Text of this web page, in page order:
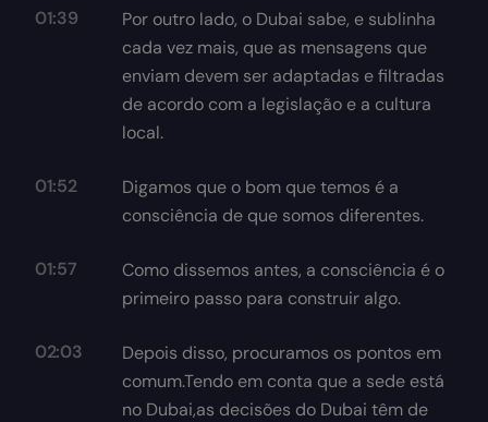
01:39
Por outro lado, o Dubai sabe, e sublinha
cada vez mais, que as mensagens que
enviam devem ser adaptadas e filtradas
de acordo com a legislação e a cultura
local.
01:52
Digamos que o bom que temos é a
consciência de que somos diferentes.
01:57
Como dissemos antes, a consciência é o
primeiro passo para construir algo.
02:03
Depois disso, procuramos os pontos em
comum.Tendo em conta que a sede está
no Dubai,as decisões do Dubai têm de